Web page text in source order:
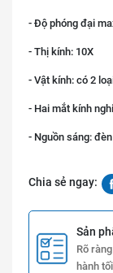
- Độ phóng đại
- Thị kính: 10X
- Vật kính: có 2
- Hai mắt kính
- Nguồn sáng:
Chia sẻ ngay:
Sản
Rõ
hành